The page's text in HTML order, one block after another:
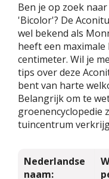
Ben je op zoek
'Bicolor'? De
wel bekend als
heeft een
centimeter. Wil je
tips over deze
bent van harte
Belangrijk om te
groenencyclopedie
tuincentrum
Nederlandse
naam: